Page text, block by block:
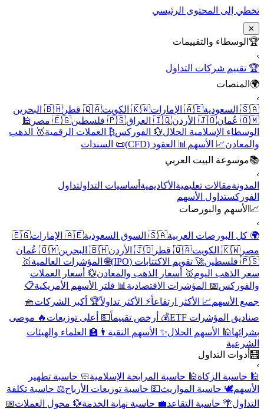
تخطي إلى المحتوى الرئيسي
✕
🏆 الوسطاء والتقييمات
›
🏆 تقييم شركات التداول
🌍 المنصات
›
🇸🇦 السعودية
🇦🇪 الإمارات 🇰🇼 الكويت 🇶🇦 قطر
🇧🇭 البحرين
🇴🇲 عُمان
🇯🇴 الأردن 🇮🇶 العراق 🇵🇸 فلسطين 🇪🇬 مصر
🕌
الوسطاء الإسلامية الحلال💱 الفوركس₿ العملات الرقمية🥇 الذهب
والمعادن📈 الأسهم 📊 العقود (CFD)
📜 السندات
📚موسوعة البيت العربي
›
المدونةمقالات تعليمية الأكاديمية أساسيات التداولتداول
الفوركستداول الأسهم
📈 الأسهم والبورصات
›
🌍 كل البورصات العربية🇸🇦 السوق السعودية 🇦🇪 الإمارات
🇪🇬
مصر 🇰🇼 الكويت 🇶🇦 قطر 🇯🇴 الأردن 🇧🇭 البحرين
🇴🇲 عُمان
🇵🇸 فلسطين
🚀 تقويم الاكتتابات (IPO) 🌐 المؤشرات العالمية🥇
سعر الذهب اليوم🥇 أسعار الذهب والمعادن💱 أسعار العملات
والفوركس📅 المؤشرات الاقتصادية 📊 فلتر الأسهم الأمريكية📋
جميع الأسهم📈 الأكثر ارتفاعاً⚡ الأكثر تداولاً🏆 أكبر الشركات🧺
صناديق المؤشرات ETF
💰 أرخص تقييماً💵 أعلى توزيعات 🔥 موصى
بشرائها🕌 الأسهم الحلال✨ الأسهم النقية 👨‍🏫 العلماء والهيئات
الشرعية
🧮 أدوات التداول
›
🕌 حاسبة الزكاة🕌 حاسبة المرابحة الإسلامية🧼 حاسبة تطهير
الأسهم🕊️ حاسبة المواريث💵 حاسبة توزيعات الأرباح⚖️ حاسبة تكلفة
التداول🌴 حاسبة التقاعد💼 حاسبة نهاية الخدمة💱 محول العملات📅